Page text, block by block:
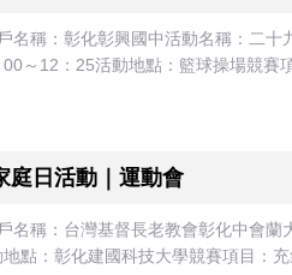
名稱：彰化彰興國中活動名稱：二
～12：25活動地點：籃球操場競賽
庭日活動｜運動會
名稱：台灣基督長老教會彰化中會
點：彰化建國科技大學競賽項目：充